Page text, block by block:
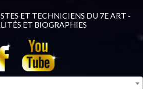
ET TECHNICIENS DU 7E ART -
ET BIOGRAPHIES